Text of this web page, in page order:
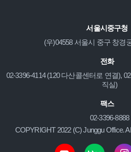
서울시중구청
(우)04558 서울시 중구 창경
전화
02-3396-4114 (120 다산콜센터로 연결),
직실)
팩스
02-3396-8888
COPYRIGHT 2022 (C) Junggu Office.